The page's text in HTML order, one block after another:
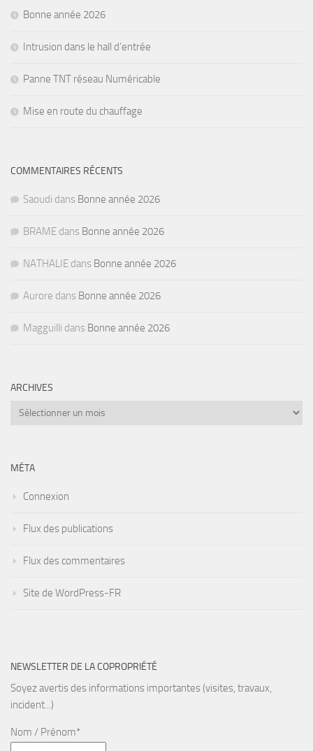
Bonne année 2026
Intrusion dans le hall d’entrée
Panne TNT réseau Numéricable
Mise en route du chauffage
COMMENTAIRES RÉCENTS
Saoudi dans Bonne année 2026
BRAME dans Bonne année 2026
NATHALIE dans Bonne année 2026
Aurore dans Bonne année 2026
Magguilli dans Bonne année 2026
ARCHIVES
Archives
MÉTA
Connexion
Flux des publications
Flux des commentaires
Site de WordPress-FR
NEWSLETTER DE LA COPROPRIÉTÉ
Soyez avertis des informations importantes (visites, travaux,
incident...)
Nom / Prénom*